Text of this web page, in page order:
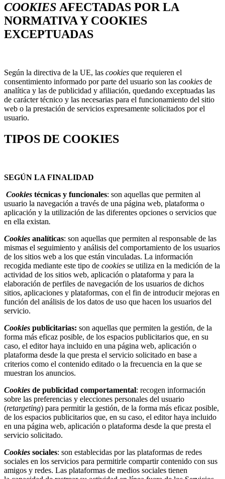
COOKIES AFECTADAS POR LA
NORMATIVA Y COOKIES
EXCEPTUADAS
Según la directiva de la UE, las cookies que requieren el
consentimiento informado por parte del usuario son las cookies de
analítica y las de publicidad y afiliación, quedando exceptuadas las
de carácter técnico y las necesarias para el funcionamiento del sitio
web o la prestación de servicios expresamente solicitados por el
usuario.
TIPOS DE COOKIES
SEGÚN LA FINALIDAD
Cookies técnicas y funcionales: son aquellas que permiten al
usuario la navegación a través de una página web, plataforma o
aplicación y la utilización de las diferentes opciones o servicios que
en ella existan.
Cookies analíticas: son aquellas que permiten al responsable de las
mismas el seguimiento y análisis del comportamiento de los usuarios
de los sitios web a los que están vinculadas. La información
recogida mediante este tipo de cookies se utiliza en la medición de la
actividad de los sitios web, aplicación o plataforma y para la
elaboración de perfiles de navegación de los usuarios de dichos
sitios, aplicaciones y plataformas, con el fin de introducir mejoras en
función del análisis de los datos de uso que hacen los usuarios del
servicio.
Cookies publicitarias: son aquellas que permiten la gestión, de la
forma más eficaz posible, de los espacios publicitarios que, en su
caso, el editor haya incluido en una página web, aplicación o
plataforma desde la que presta el servicio solicitado en base a
criterios como el contenido editado o la frecuencia en la que se
muestran los anuncios.
Cookies de publicidad comportamental: recogen información
sobre las preferencias y elecciones personales del usuario
(retargeting) para permitir la gestión, de la forma más eficaz posible,
de los espacios publicitarios que, en su caso, el editor haya incluido
en una página web, aplicación o plataforma desde la que presta el
servicio solicitado.
Cookies sociales: son establecidas por las plataformas de redes
sociales en los servicios para permitirle compartir contenido con sus
amigos y redes. Las plataformas de medios sociales tienen